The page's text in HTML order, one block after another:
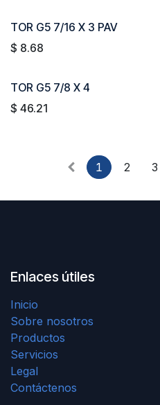
TOR G5 7/16 X 3 PAV
$ 8.68
TOR G5 7/8 X 4
$ 46.21
1 2 3
Enlaces útiles
Inicio
Sobre nosotros
Productos
Servicios
Legal
Contáctenos